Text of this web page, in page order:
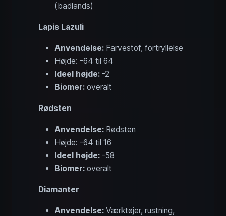
(badlands)
Lapis Lazuli
Anvendelse: Farvestof, fortryllelse
Højde: -64 til 64
Ideel højde: -2
Biomer: overalt
Rødsten
Anvendelse: Rødsten
Højde: -64 til 16
Ideel højde: -58
Biomer: overalt
Diamanter
Anvendelse: Værktøjer, rustning,